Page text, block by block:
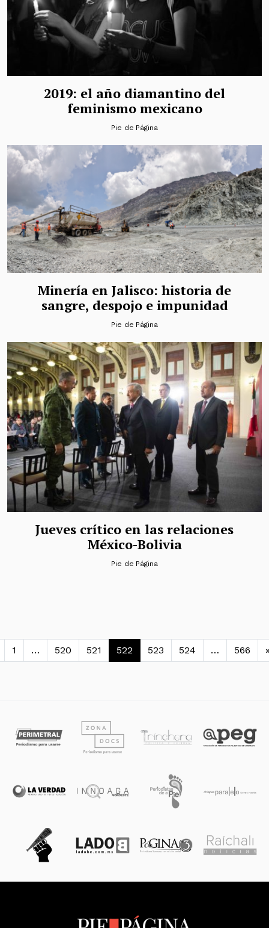
2019: el año diamantino del
feminismo mexicano
Pie de Página
Minería en Jalisco: historia de
sangre, despojo e impunidad
Pie de Página
Jueves crítico en las relaciones
México-Bolivia
Pie de Página
de entradas
1 … 520 521 522 523 524 … 566